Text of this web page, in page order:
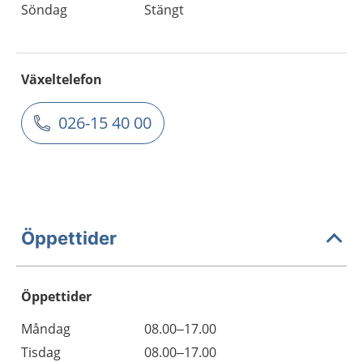
Söndag
Stängt
Växeltelefon
026-15 40 00
Öppettider
Öppettider
Dag
Öppettider
Kommentarer
Måndag
08.00–17.00
Tisdag
08.00–17.00